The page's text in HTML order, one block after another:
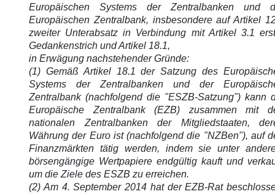
Europäischen Systems der Zentralbanken und
Europäischen Zentralbank, insbesondere auf Artikel
zweiter Unterabsatz in Verbindung mit Artikel 3.1
Gedankenstrich und Artikel 18.1,
in Erwägung nachstehender Gründe:
(1) Gemäß Artikel 18.1 der Satzung des
Systems der Zentralbanken und der
Zentralbank (nachfolgend die "ESZB-Satzung") kann
Europäische Zentralbank (EZB) zusammen mit
nationalen Zentralbanken der Mitgliedstaaten,
Währung der Euro ist (nachfolgend die "NZBen"), auf
Finanzmärkten tätig werden, indem sie unter
börsengängige Wertpapiere endgültig kauft und
um die Ziele des ESZB zu erreichen.
(2) Am 4. September 2014 hat der EZB-Rat